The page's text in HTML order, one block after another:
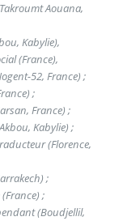
Aouana,
Kabylie),
(France),
52, France) ;
;
France) ;
Kabylie) ;
(Florence,
;
;
(Boudjellil,